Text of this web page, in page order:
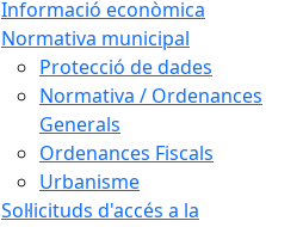
Informació econòmica
Normativa municipal
Protecció de dades
Normativa / Ordenances
Generals
Ordenances Fiscals
Urbanisme
Sol·licituds d'accés a la